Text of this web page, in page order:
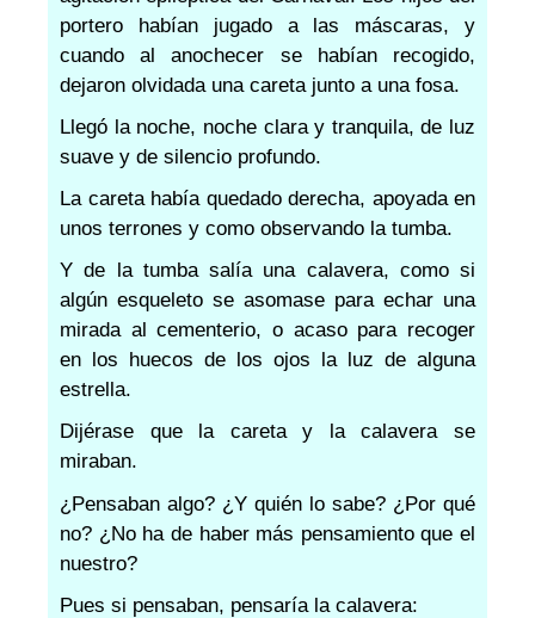
portero habían jugado a las máscaras, y
cuando al anochecer se habían recogido,
dejaron olvidada una careta junto a una fosa.
Llegó la noche, noche clara y tranquila, de luz
suave y de silencio profundo.
La careta había quedado derecha, apoyada en
unos terrones y como observando la tumba.
Y de la tumba salía una calavera, como si
algún esqueleto se asomase para echar una
mirada al cementerio, o acaso para recoger
en los huecos de los ojos la luz de alguna
estrella.
Dijérase que la careta y la calavera se
miraban.
¿Pensaban algo? ¿Y quién lo sabe? ¿Por qué
no? ¿No ha de haber más pensamiento que el
nuestro?
Pues si pensaban, pensaría la calavera: